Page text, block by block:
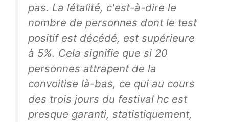
pas. La létalité, c'est-à-dire le
nombre de personnes dont le test
positif est décédé, est supérieure
à 5%. Cela signifie que si 20
personnes attrapent de la
convoitise là-bas, ce qui au cours
des trois jours du festival hc est
presque garanti, statistiquement,